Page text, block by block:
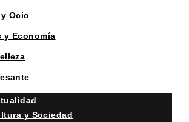
Ocio
y Economía
y Sociedad